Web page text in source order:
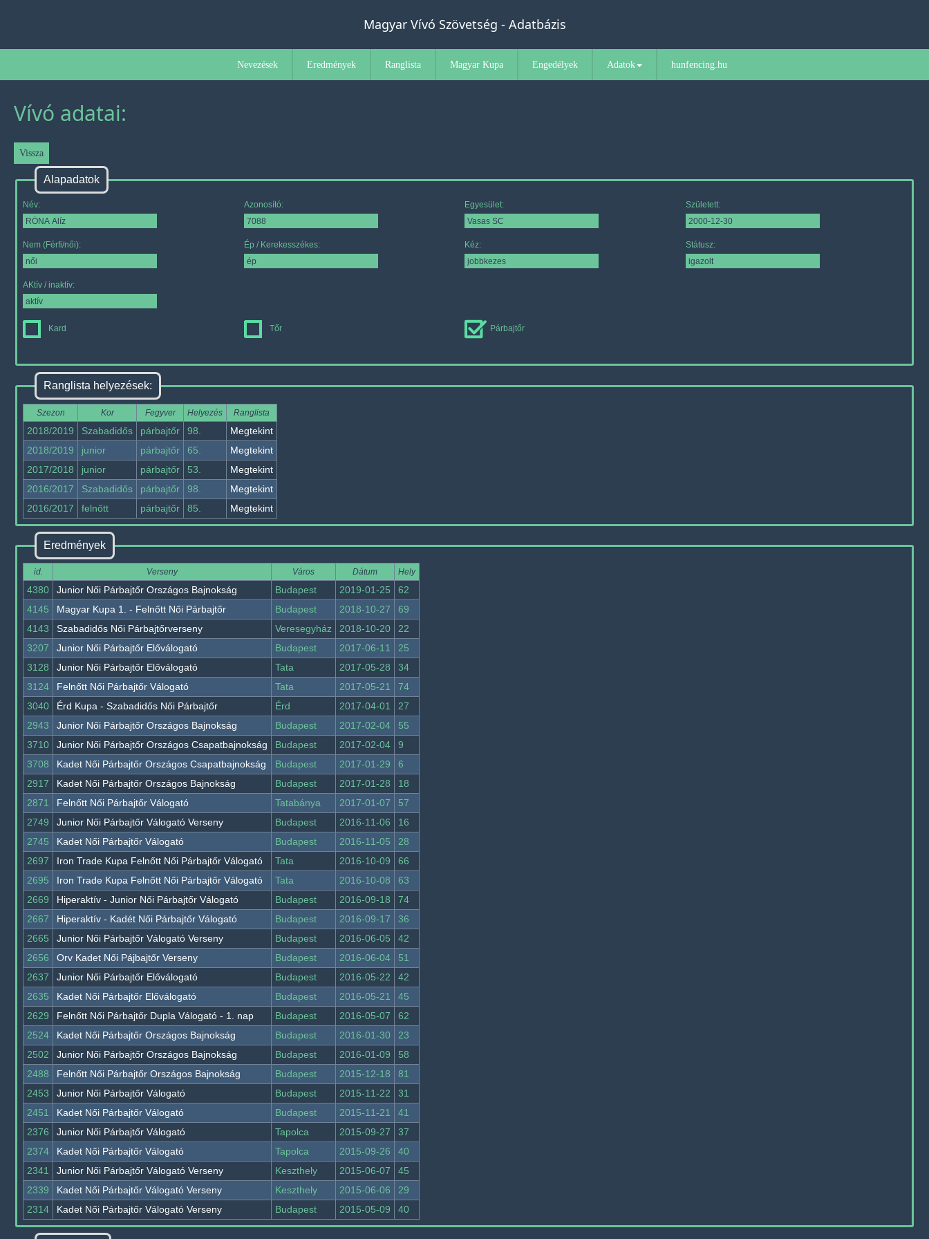
Magyar Vívó Szövetség - Adatbázis
Nevezések Eredmények Ranglista Magyar Kupa Engedélyek Adatok hunfencing.hu
Vívó adatai:
Alapadatok
Név: Azonosító: Egyesület: Született:
Nem (Férfi/női): Ép / Kerekesszékes: Kéz: Státusz:
AKtív / inaktív:
Kard Tőr Párbajtőr
Ranglista helyezések:
Szezon Kor Fegyver Helyezés Ranglista
2018/2019 Szabadidős párbajtőr 98.
Megtekint
2018/2019
junior párbajtőr 65.
Megtekint
2017/2018
junior párbajtőr 53.
Megtekint
2016/2017
Szabadidős párbajtőr 98.
Megtekint
2016/2017
felnőtt párbajtőr 85. Megtekint
Eredmények
id. Verseny Város Dátum Hely
4380 Junior Női Párbajtőr Országos Bajnokság Budapest 2019-01-25
62
4145
Magyar Kupa 1. - Felnőtt Női Párbajtőr Budapest 2018-10-27
69
4143
Szabadidős Női Párbajtőrverseny Veresegyház 2018-10-20
22
3207
Junior Női Párbajtőr Előválogató Budapest 2017-06-11
25
3128
Junior Női Párbajtőr Előválogató Tata 2017-05-28
34
3124
Felnőtt Női Párbajtőr Válogató Tata 2017-05-21
74
3040
Érd Kupa - Szabadidős Női Párbajtőr Érd 2017-04-01
27
2943
Junior Női Párbajtőr Országos Bajnokság Budapest 2017-02-04
55
3710
Junior Női Párbajtőr Országos Csapatbajnokság Budapest 2017-02-04
9
3708
Kadet Női Párbajtőr Országos Csapatbajnokság Budapest 2017-01-29
6
2917
Kadet Női Párbajtőr Országos Bajnokság Budapest 2017-01-28
18
2871
Felnőtt Női Párbajtőr Válogató Tatabánya 2017-01-07
57
2749
Junior Női Párbajtőr Válogató Verseny Budapest 2016-11-06
16
2745
Kadet Női Párbajtőr Válogató Budapest 2016-11-05
28
2697
Iron Trade Kupa Felnőtt Női Párbajtőr Válogató Tata 2016-10-09
66
2695
Iron Trade Kupa Felnőtt Női Párbajtőr Válogató Tata 2016-10-08
63
2669
Hiperaktív - Junior Női Párbajtőr Válogató Budapest 2016-09-18
74
2667
Hiperaktív - Kadét Női Párbajtőr Válogató Budapest 2016-09-17
36
2665
Junior Női Párbajtőr Válogató Verseny Budapest 2016-06-05
42
2656
Orv Kadet Női Pájbajtőr Verseny Budapest 2016-06-04
51
2637
Junior Női Párbajtőr Előválogató Budapest 2016-05-22
42
2635
Kadet Női Párbajtőr Előválogató Budapest 2016-05-21
45
2629
Felnőtt Női Párbajtőr Dupla Válogató - 1. nap Budapest 2016-05-07
62
2524
Kadet Női Párbajtőr Országos Bajnokság Budapest 2016-01-30
23
2502
Junior Női Párbajtőr Országos Bajnokság Budapest 2016-01-09
58
2488
Felnőtt Női Párbajtőr Országos Bajnokság Budapest 2015-12-18
81
2453
Junior Női Párbajtőr Válogató Budapest 2015-11-22
31
2451
Kadet Női Párbajtőr Válogató Budapest 2015-11-21
41
2376
Junior Női Párbajtőr Válogató Tapolca 2015-09-27
37
2374
Kadet Női Párbajtőr Válogató Tapolca 2015-09-26
40
2341
Junior Női Párbajtőr Válogató Verseny Keszthely 2015-06-07
45
2339
Kadet Női Párbajtőr Válogató Verseny Keszthely 2015-06-06
29
2314
Kadet Női Párbajtőr Válogató Verseny Budapest 2015-05-09 40